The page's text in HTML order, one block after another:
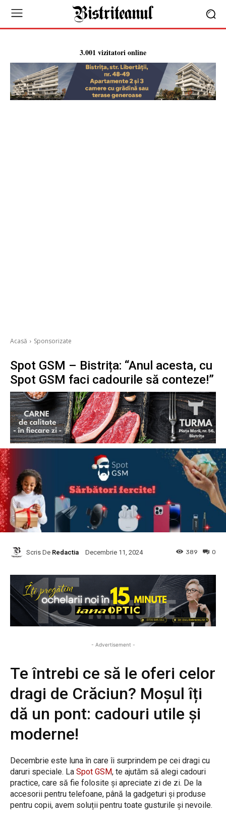
3.001 vizitatori online
Acasă Sponsorizate
Spot GSM – Bistrița: “Anul acesta, cu
Spot GSM faci cadourile să conteze!”
Scris De Redactia Decembrie 11, 2024 0
389
- Advertisement -
Te întrebi ce să le oferi celor
dragi de Crăciun? Moșul îți
dă un pont: cadouri utile și
moderne!
Decembrie este luna în care îi surprindem pe cei dragi cu
daruri speciale. La Spot GSM, te ajutăm să alegi cadouri
practice, care să fie folosite și apreciate zi de zi. De la
accesorii pentru telefoane, până la gadgeturi și produse
pentru copii, avem soluții pentru toate gusturile și nevoile.